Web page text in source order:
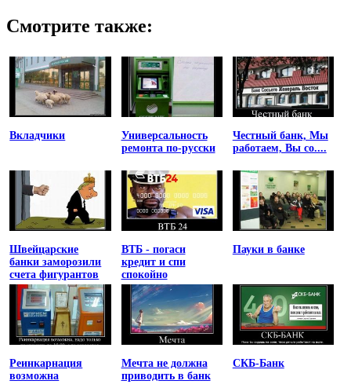
Смотрите также:
Вкладчики
Универсальность
ремонта по-русски
Честный банк, Мы
работаем, Вы со....
Швейцарские
банки заморозили
счета фигурантов
списка
Магнитского
ВТБ - погаси
кредит и спи
спокойно
Пауки в банке
Реинкарнация
возможна
Мечта не должна
приводить в банк
СКБ-Банк